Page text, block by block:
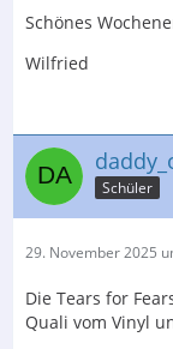
Schönes
Wilfried
Schüler
29. November 2025
Die Tears for
Quali vom Vinyl